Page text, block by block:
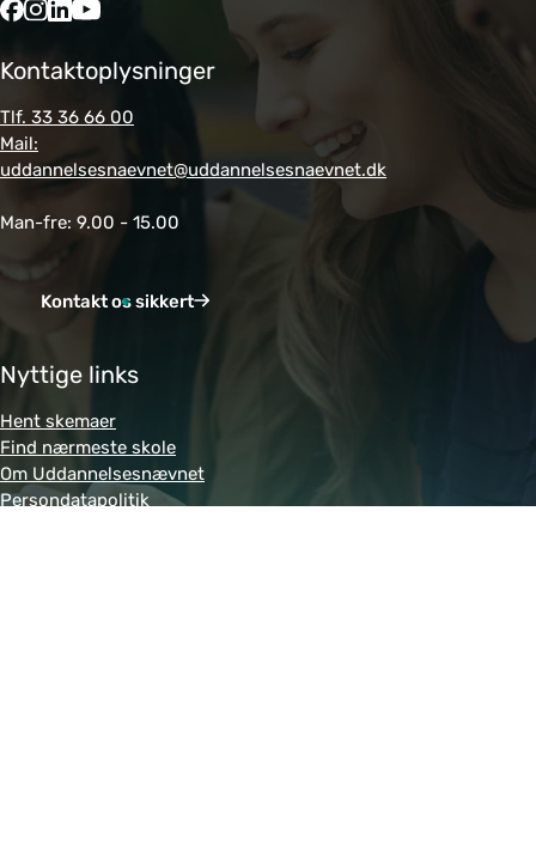
Kontaktoplysninger
Tlf. 33 36 66 00
Mail:
uddannelsesnaevnet@uddannelsesnaevnet.dk
Man-fre: 9.00 - 15.00
Kontakt os sikkert
Nyttige links
Hent skemaer
Find nærmeste skole
Om Uddannelsesnævnet
Persondatapolitik